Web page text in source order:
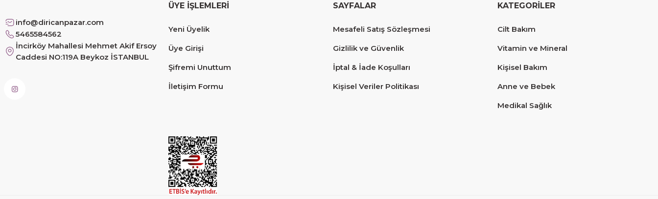
Siteye üyelik gayet kolay, güvenli ödeme, hızlı gönderim.
Fahrettin Vural | 11/11/2025
sorunsuz elime ulaştı teşekkürler
info@diricanpazar.com
5465584562
İncirköy Mahallesi Mehmet Akif Ersoy
Caddesi NO:119A Beykoz İSTANBUL
ÜYE İŞLEMLERİ
Yeni Üyelik
Üye Girişi
Şifremi Unuttum
İletişim Formu
SAYFALAR
Mesafeli Satış Sözleşmesi
Gizlilik ve Güvenlik
İptal & İade Koşulları
Kişisel Veriler Politikası
KATEGORİLER
Cilt Bakım
Vitamin ve Mineral
Kişisel Bakım
Anne ve Bebek
Medikal Sağlık